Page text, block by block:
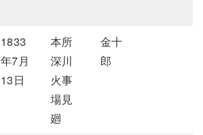
1833
年7月
13日
本所
深川
火事
場見
廻
金十
郎